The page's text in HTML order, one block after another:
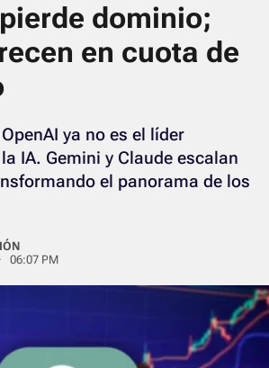
dominio;
en cuota de
ya no es el líder
IA. Gemini y Claude escalan
el panorama de los
06:07 PM